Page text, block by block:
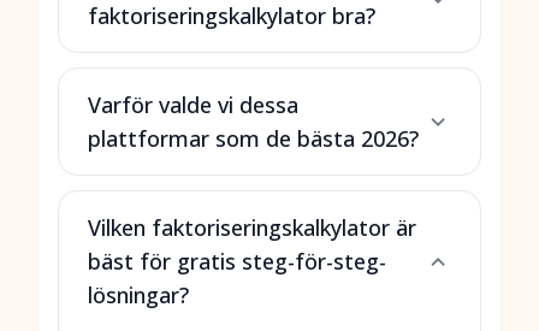
faktoriseringskalkylator bra?
Varför valde vi dessa
plattformar som de bästa 2026?
Vilken faktoriseringskalkylator är
bäst för gratis steg-för-steg-
lösningar?